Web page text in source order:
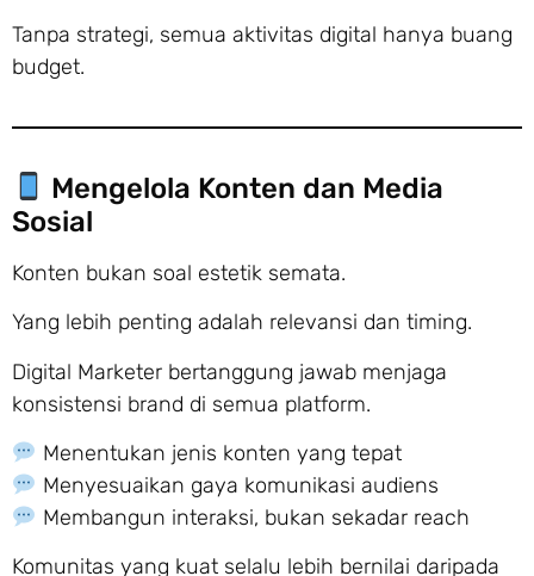
Tanpa strategi, semua aktivitas digital hanya buang
budget.
Mengelola Konten dan Media
Sosial
Konten bukan soal estetik semata.
Yang lebih penting adalah relevansi dan timing.
Digital Marketer bertanggung jawab menjaga
konsistensi brand di semua platform.
Menentukan jenis konten yang tepat
Menyesuaikan gaya komunikasi audiens
Membangun interaksi, bukan sekadar reach
Komunitas yang kuat selalu lebih bernilai daripada